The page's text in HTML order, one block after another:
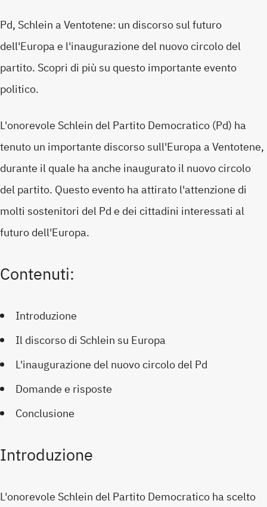
Pd, Schlein a Ventotene: un discorso sul futuro
dell'Europa e l'inaugurazione del nuovo circolo del
partito. Scopri di più su questo importante evento
politico.
L'onorevole Schlein del Partito Democratico (Pd) ha
tenuto un importante discorso sull'Europa a Ventotene,
durante il quale ha anche inaugurato il nuovo circolo
del partito. Questo evento ha attirato l'attenzione di
molti sostenitori del Pd e dei cittadini interessati al
futuro dell'Europa.
Contenuti:
Introduzione
Il discorso di Schlein su Europa
L'inaugurazione del nuovo circolo del Pd
Domande e risposte
Conclusione
Introduzione
L'onorevole Schlein del Partito Democratico ha scelto